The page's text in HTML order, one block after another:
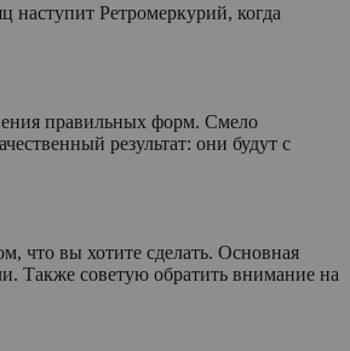
Ретромеркурий, когда
правильных форм. Смело
результат: они будут с
что вы хотите сделать. Основная
Также советую обратить внимание на